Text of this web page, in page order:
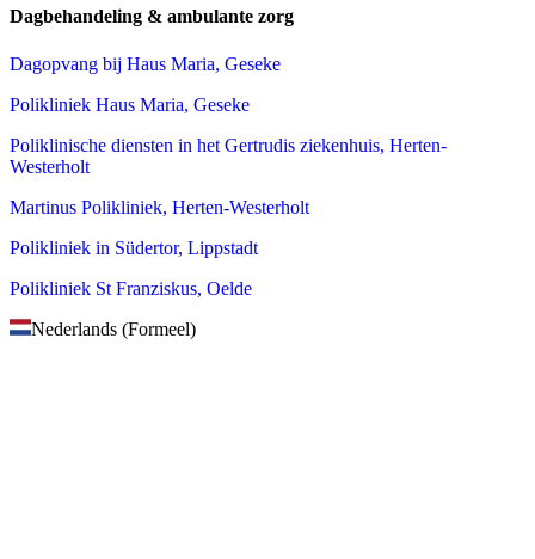
Dagbehandeling & ambulante zorg
Dagopvang bij Haus Maria, Geseke
Polikliniek Haus Maria, Geseke
Poliklinische diensten in het Gertrudis ziekenhuis, Herten-
Westerholt
Martinus Polikliniek, Herten-Westerholt
Polikliniek in Südertor, Lippstadt
Polikliniek St Franziskus, Oelde
Nederlands (Formeel)